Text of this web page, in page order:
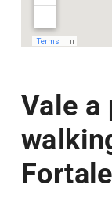
Vale a